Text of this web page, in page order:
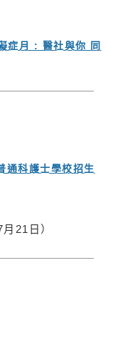
月 : 醫社與你 同
科護士學校招生
21日）